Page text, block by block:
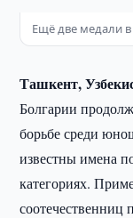
Ещё две медали
Ташкент,
Болгарии
борьбе среди
известны имена
категориях.
соотечественниц